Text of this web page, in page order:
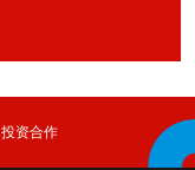
投资合作